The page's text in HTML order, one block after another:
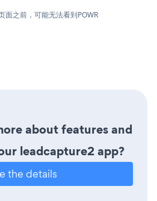
面之前，可能无法看到POWR
about features and
leadcapture2 app?
the details